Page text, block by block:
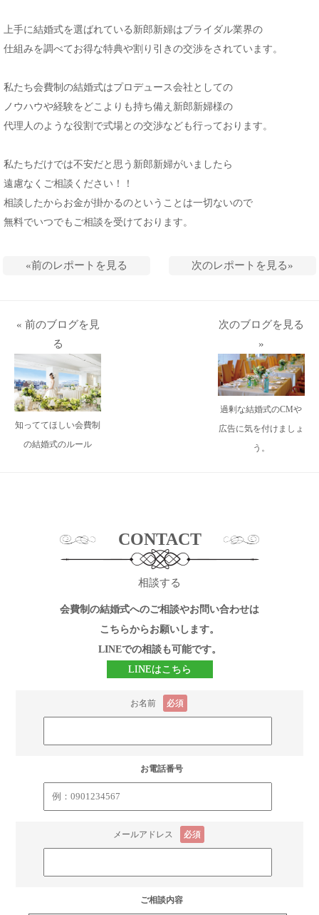
上手に結婚式を選ばれている新郎新婦はブライダル業界の
仕組みを調べてお得な特典や割り引きの交渉をされています。
私たち会費制の結婚式はプロデュース会社としての
ノウハウや経験をどこよりも持ち備え新郎新婦様の
代理人のような役割で式場との交渉なども行っております。
私たちだけでは不安だと思う新郎新婦がいましたら
遠慮なくご相談ください！！
相談したからお金が掛かるのということは一切ないので
無料でいつでもご相談を受けております。
«前のレポートを見る 次のレポートを見る»
« 前のブログを見
る
知っててほしい会費制
の結婚式のルール
次のブログを見る
»
過剰な結婚式のCMや
広告に気を付けましょ
う。
CONTACT
相談する
会費制の結婚式へのご相談やお問い合わせは
こちらからお願いします。
LINEでの相談も可能です。
LINEはこちら
お名前 必須
お電話番号
メールアドレス 必須
ご相談内容